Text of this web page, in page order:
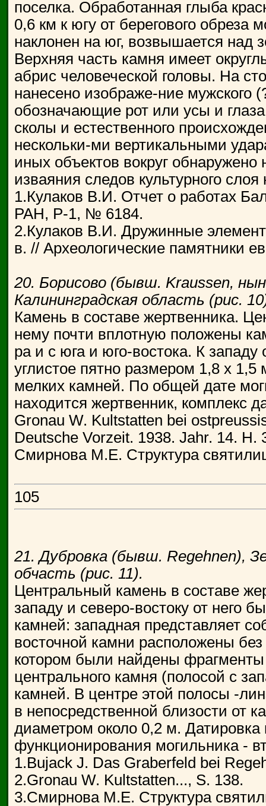
поселка. Обработанная глыба
0,6 км к югу от берегового обреза
наклонен на юг, возвышается над
Верхняя часть камня имеет
абрис человеческой головы. На
нанесено изображе-ние мужского
обозначающие рот или усы и
сколы и естественного
нескольки-ми вертикальными
иных объектов вокруг
изваяния следов культурного
1.Кулаков В.И. Отчет о работах
РАН, Р-1, № 6184.
2.Кулаков В.И. Дружинные
в. // Археологические памятники
20. Борисово (бывш. Kraussen,
Калининградская область (рис.
Камень в составе жертвенника.
нему почти вплотную положены
ра и с юга и юго-востока. К
углистое пятно размером 1,8 х
мелких камней. По общей дате
находится жертвенник, комплекс
Gronau W. Kultstatten bei
Deutsche Vorzeit. 1938. Jahr. 14. H.
Смирнова М.Е. Структура
105
21. Дубровка (бывш. Regehnen),
обчасть (рис. 11).
Центральный камень в составе
западу и северо-востоку от него
камней: западная представляет
восточной камни расположены
котором были найдены фрагменты
центрального камня (полосой с
камней. В центре этой полосы -
в непосредственной близости от
диаметром около 0,2 м.
функционирования могильника -
1.Bujack J. Das Graberfeld bei
2.Gronau W. Kultstatten..., S. 138.
3.Смирнова М.Е. Структура